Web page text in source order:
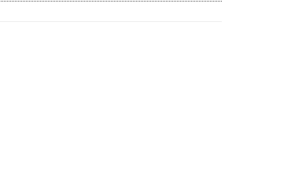
ส่ง ป.ป.ช. สัปดาห์หน้า